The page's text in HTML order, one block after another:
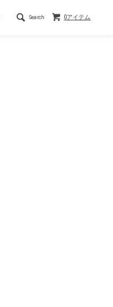
0アイテム
Search